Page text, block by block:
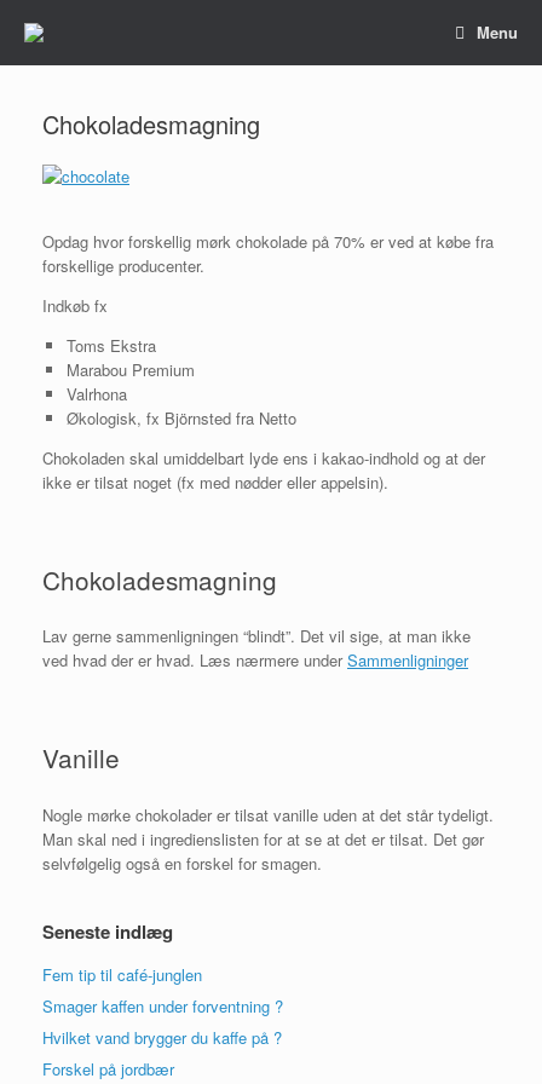
Menu
Chokoladesmagning
Opdag hvor forskellig mørk chokolade på 70% er ved at købe fra
forskellige producenter.
Indkøb fx
Toms Ekstra
Marabou Premium
Valrhona
Økologisk, fx Björnsted fra Netto
Chokoladen skal umiddelbart lyde ens i kakao-indhold og at der
ikke er tilsat noget (fx med nødder eller appelsin).
Chokoladesmagning
Lav gerne sammenligningen “blindt”. Det vil sige, at man ikke
ved hvad der er hvad. Læs nærmere underSammenligninger
Vanille
Nogle mørke chokolader er tilsat vanille uden at det står tydeligt.
Man skal ned i ingredienslisten for at se at det er tilsat. Det gør
selvfølgelig også en forskel for smagen.
Seneste indlæg
Fem tip til café-junglen
Smager kaffen under forventning ?
Hvilket vand brygger du kaffe på ?
Forskel på jordbær